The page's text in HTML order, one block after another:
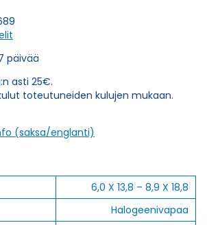
päivää
asti 25€.
toteutuneiden kulujen mukaan.
(saksa/englanti)
6,0 X 13,8 – 8,9 X 18,8
Halogeenivapaa